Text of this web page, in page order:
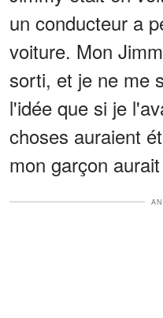
un conducteur a
voiture. Mon
sorti, et je ne me
l'idée que si je
choses auraient
mon garçon